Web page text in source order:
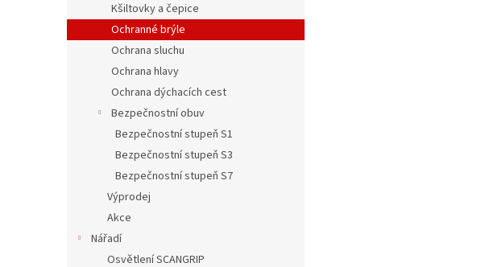
Kšiltovky a čepice
Ochranné brýle
Ochrana sluchu
Ochrana hlavy
Ochrana dýchacích cest
Bezpečnostní obuv
Bezpečnostní stupeň S1
Bezpečnostní stupeň S3
Bezpečnostní stupeň S7
Výprodej
Akce
Nářadí
Osvětlení SCANGRIP